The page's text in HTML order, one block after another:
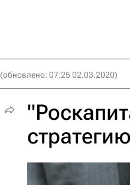
(обновлено: 07:25 02.03.2020)